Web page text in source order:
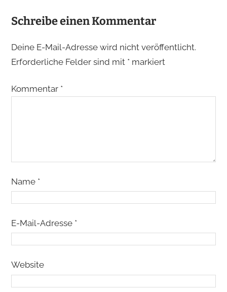
Schreibe einen Kommentar
Deine E-Mail-Adresse wird nicht veröffentlicht.
Erforderliche Felder sind mit *markiert
Kommentar *
Name *
E-Mail-Adresse *
Website